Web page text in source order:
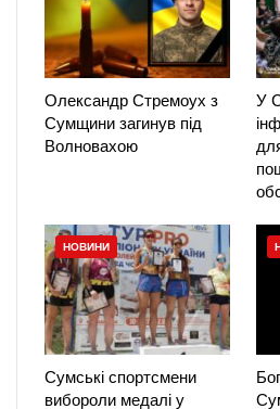
Олександр Стремоух з
Сумщини загинув під
Волновахою
У
НОВИНИ
Сумські спортсмени
вибороли медалі у